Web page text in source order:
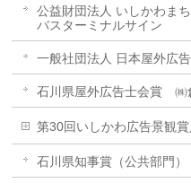
公益財団法人 いしかわま
バスターミナルサイン
一般社団法人 日本屋外広
石川県屋外広告士会賞 ㈱
第30回いしかわ広告景観
石川県知事賞（公共部門